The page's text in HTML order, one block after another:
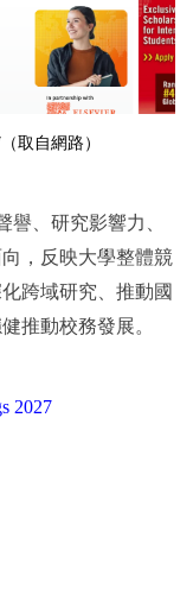
取自網路）
、研究影響力、
，反映大學整體競
跨域研究、推動國
推動校務發展。
2027